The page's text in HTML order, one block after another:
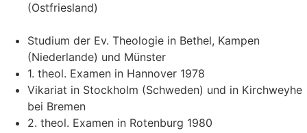
(Ostfriesland)
Studium der Ev. Theologie in Bethel, Kampen
(Niederlande) und Münster
1. theol. Examen in Hannover 1978
Vikariat in Stockholm (Schweden) und in Kirchweyhe
bei Bremen
2. theol. Examen in Rotenburg 1980